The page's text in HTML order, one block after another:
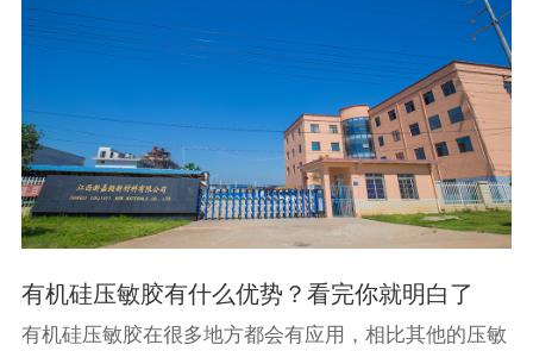
有机硅压敏胶有什么优势？看完你就明白了
有机硅压敏胶在很多地方都会有应用，相比其他的压敏